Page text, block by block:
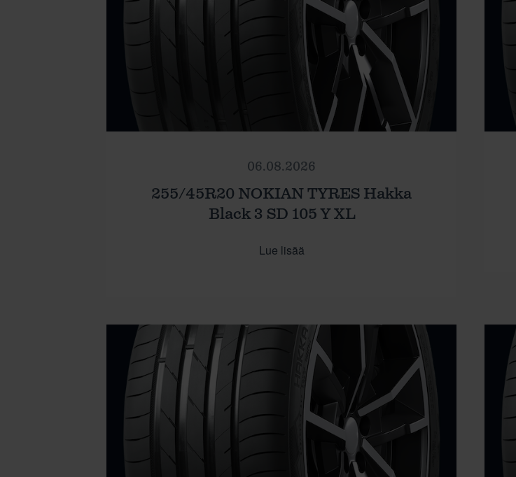
06.08.2026
255/45R20 NOKIAN TYRES Hakka
Black 3 SD 105 Y XL
Lue lisää